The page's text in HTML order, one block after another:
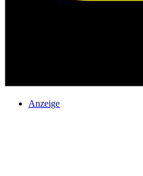
Anzeige